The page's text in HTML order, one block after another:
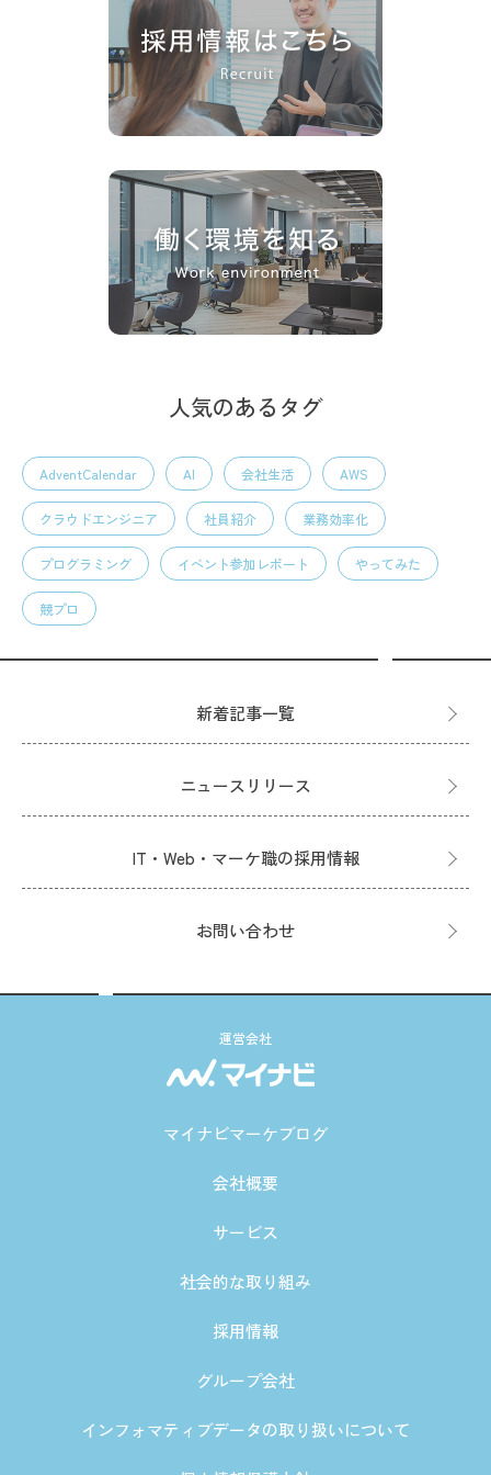
人気のあるタグ
AdventCalendar AI 会社生活 AWS
クラウドエンジニア 社員紹介 業務効率化
プログラミング イベント参加レポート やってみた
競プロ
新着記事一覧
ニュースリリース
IT・Web・マーケ職の採用情報
お問い合わせ
運営会社
マイナビマーケブログ
会社概要
サービス
社会的な取り組み
採用情報
グループ会社
インフォマティブデータの取り扱いについて